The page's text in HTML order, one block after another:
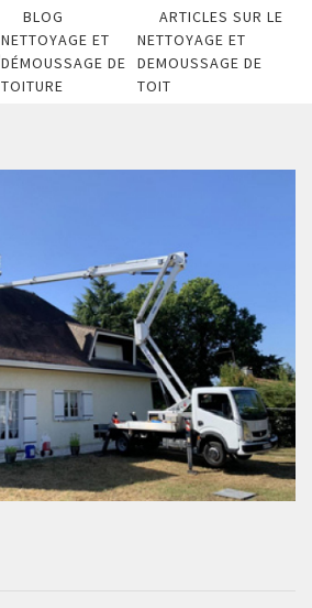
BLOG
NETTOYAGE ET
DÉMOUSSAGE DE
TOITURE
ARTICLES SUR LE
NETTOYAGE ET
DEMOUSSAGE DE
TOIT